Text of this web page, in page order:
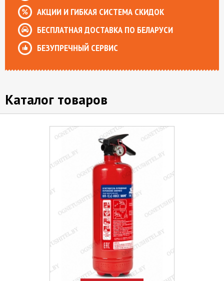
АКЦИИ И ГИБКАЯ СИСТЕМА СКИДОК
БЕСПЛАТНАЯ ДОСТАВКА ПО БЕЛАРУСИ
БЕЗУПРЕЧНЫЙ СЕРВИС
Каталог товаров